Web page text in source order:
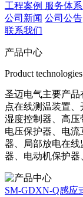
工程案例 服务体系
公司新闻 公司公告
联系我们
产品中心
Product technologies
圣迈电气主要产
点在线测温装置
湿度控制器、高
电压保护器、电
器、局部放电在线
器、电动机保护
SM-GDXN-Q感应